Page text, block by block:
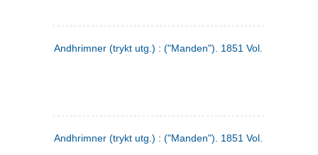
Andhrimner (trykt utg.) : ("Manden"). 1851 Vol. 1 Nr. 3
Andhrimner (trykt utg.) : ("Manden"). 1851 Vol. 2 Nr. 4